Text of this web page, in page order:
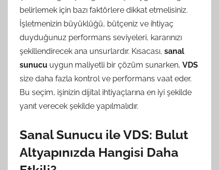
belirlemek için bazı faktörlere dikkat etmelisiniz.
İşletmenizin büyüklüğü, bütçeniz ve ihtiyaç
duyduğunuz performans seviyeleri, kararınızı
şekillendirecek ana unsurlardır. Kısacası, sanal
sunucu uygun maliyetli bir çözüm sunarken, VDS
size daha fazla kontrol ve performans vaat eder.
Bu seçim, işinizin dijital ihtiyaçlarına en iyi şekilde
yanıt verecek şekilde yapılmalıdır.
Sanal Sunucu ile VDS: Bulut
Altyapınızda Hangisi Daha